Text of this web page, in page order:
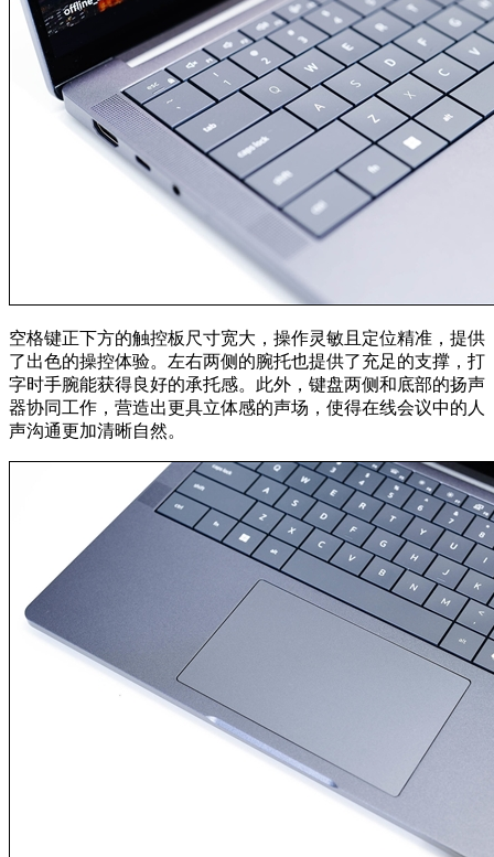
空格键正下方的触控板尺寸宽大，操作灵敏且定位精准，提供
了出色的操控体验。左右两侧的腕托也提供了充足的支撑，打
字时手腕能获得良好的承托感。此外，键盘两侧和底部的扬声
器协同工作，营造出更具立体感的声场，使得在线会议中的人
声沟通更加清晰自然。